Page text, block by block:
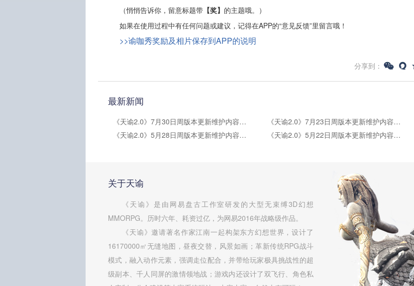
（悄悄告诉你，留意标题带 【奖】 的主题哦。）
如果在使用过程中有任何问题或建议，记得在APP的“意见反馈”里留言哦！
>>谕咖秀奖励及相片保存到APP的说明
分享到：
最新新闻
《天谕2.0》7月30日周版本更新维护内容公告
《天谕2.0》7月23日周版本更新维护内容公告
《天谕2.0》5月28日周版本更新维护内容公告
《天谕2.0》5月22日周版本更新维护内容公告
关于天谕
《天谕》是由网易盘古工作室研发的大型无束缚3D幻想
MMORPG。历时六年、耗资过亿，为网易2016年战略级作品。
《天谕》邀请著名作家江南一起构架东方幻想世界，设计了
16170000㎡无缝地图，昼夜交替，风景如画；革新传统RPG战斗
模式，融入动作元素，强调走位配合，并带给玩家极具挑战性的超
级副本、千人同屏的激情领地战；游戏内还设计了双飞行、角色私